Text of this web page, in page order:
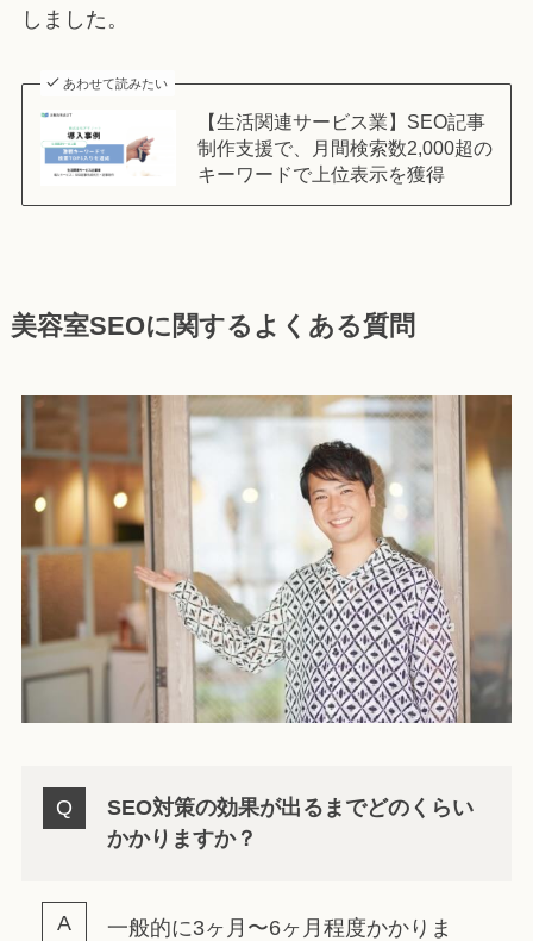
しました。
あわせて読みたい
【生活関連サービス業】SEO記事
制作支援で、月間検索数2,000超の
キーワードで上位表示を獲得
美容室SEOに関するよくある質問
SEO対策の効果が出るまでどのくらい
かかりますか？
一般的に3ヶ月〜6ヶ月程度かかりま